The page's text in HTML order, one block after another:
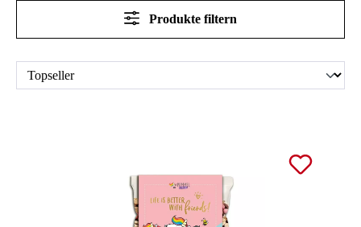
Produkte filtern